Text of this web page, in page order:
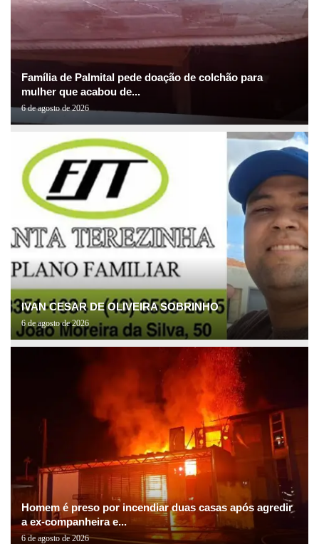
Família de Palmital pede doação de colchão para
mulher que acabou de...
6 de agosto de 2026
IVAN CESAR DE OLIVEIRA SOBRINHO
6 de agosto de 2026
Homem é preso por incendiar duas casas após agredir
a ex-companheira e...
6 de agosto de 2026